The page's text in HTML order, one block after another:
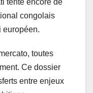
tente encore de
congolais
européen.
toutes
Ce dossier
entre enjeux